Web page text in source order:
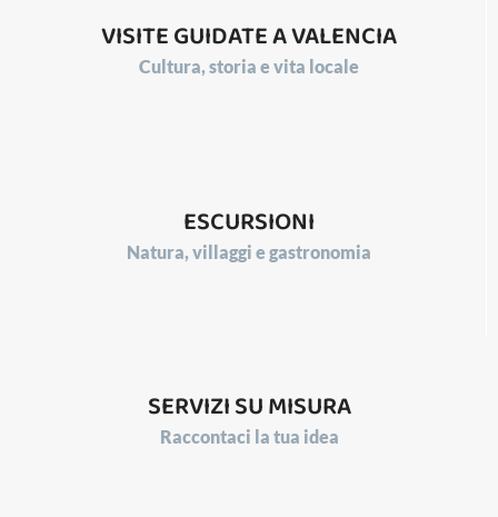
VISITE GUIDATE A VALENCIA
Cultura, storia e vita locale
ESCURSIONI
Natura, villaggi e gastronomia
SERVIZI SU MISURA
Raccontaci la tua idea